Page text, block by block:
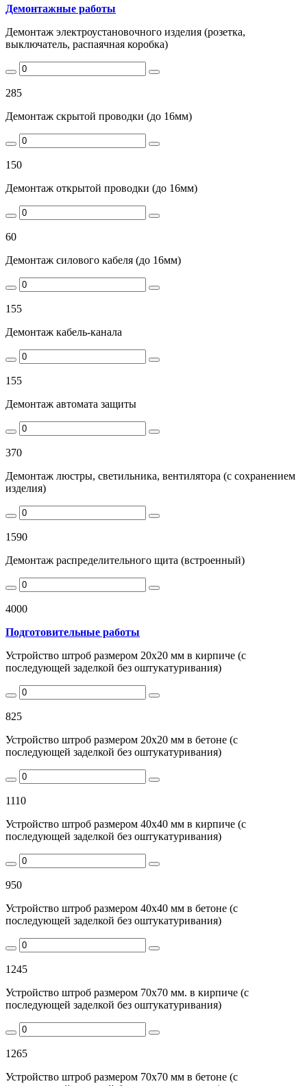
Демонтажные работы
Демонтаж электроустановочного изделия (розетка,
выключатель, распаячная коробка)
285
Демонтаж скрытой проводки (до 16мм)
150
Демонтаж открытой проводки (до 16мм)
60
Демонтаж силового кабеля (до 16мм)
155
Демонтаж кабель-канала
155
Демонтаж автомата защиты
370
Демонтаж люстры, светильника, вентилятора (с сохранением
изделия)
1590
Демонтаж распределительного щита (встроенный)
4000
Подготовительные работы
Устройство штроб размером 20х20 мм в кирпиче (с
последующей заделкой без оштукатуривания)
825
Устройство штроб размером 20х20 мм в бетоне (с
последующей заделкой без оштукатуривания)
1110
Устройство штроб размером 40х40 мм в кирпиче (с
последующей заделкой без оштукатуривания)
950
Устройство штроб размером 40х40 мм в бетоне (с
последующей заделкой без оштукатуривания)
1245
Устройство штроб размером 70х70 мм. в кирпиче (с
последующей заделкой без оштукатуривания)
1265
Устройство штроб размером 70х70 мм в бетоне (с